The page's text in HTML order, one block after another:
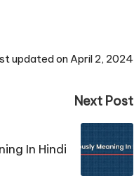
updated on April 2, 2024
Next Post
In Hindi